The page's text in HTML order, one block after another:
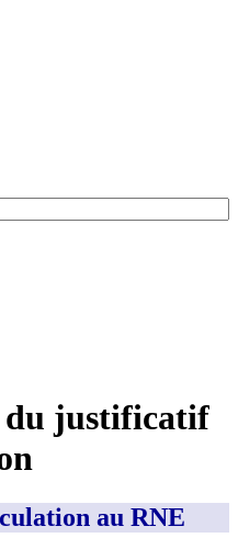
du justificatif
au RNE